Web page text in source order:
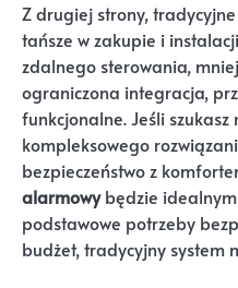
Z drugiej strony,
tańsze w zakupie i
zdalnego sterowania,
ograniczona integracja,
funkcjonalne. Jeśli szukasz
kompleksowego
bezpieczeństwo z
alarmowybędzie idealnym
podstawowe potrzeby
budżet, tradycyjny system